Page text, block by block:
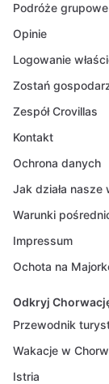
Podróże
Opinie
Logowanie
Zostań
Zespół Crovillas
Kontakt
Ochrona danych
Jak działa
Warunki
Impressum
Ochota na
Odkryj
Przewodnik
Wakacje w
Istria